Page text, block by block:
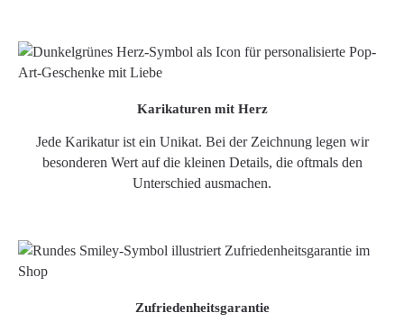
Karikaturen mit Herz
Jede Karikatur ist ein Unikat. Bei der Zeichnung legen wir
besonderen Wert auf die kleinen Details, die oftmals den
Unterschied ausmachen.
Zufriedenheitsgarantie